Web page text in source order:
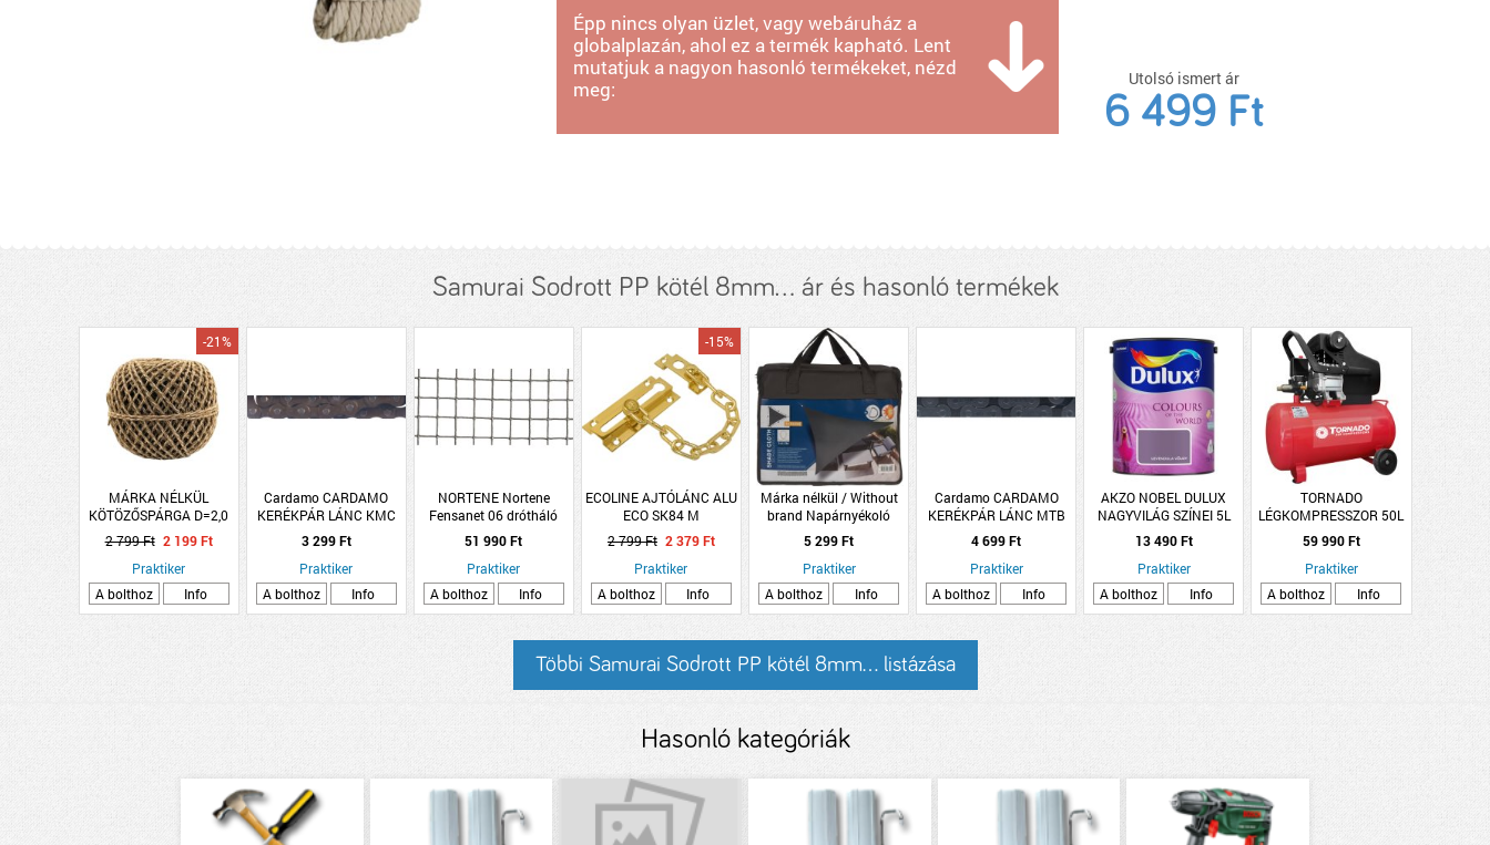
Épp nincs olyan üzlet, vagy webáruház a
globalplazán, ahol ez a termék kapható. Lent
mutatjuk a nagyon hasonló termékeket, nézd
meg:
Utolsó ismert ár
6 499 Ft
Samurai Sodrott PP kötél 8mm... ár és hasonló termékek
MÁRKA NÉLKÜL
KÖTÖZŐSPÁRGA D=2,0
100M JUTA-PAMUT
-21%
2 799 Ft 2 199 Ft
Praktiker
A bolthoz
Info
Cardamo CARDAMO
KERÉKPÁR LÁNC KMC
Z410 NORMÁL
3 299 Ft
Praktiker
A bolthoz
Info
NORTENE Nortene
Fensanet 06 drótháló
ponthegesztett fém
1x25m ezüst
51 990 Ft
Praktiker
A bolthoz
Info
ECOLINE AJTÓLÁNC ALU
ECO SK84 M
-15%
2 799 Ft 2 379 Ft
Praktiker
A bolthoz
Info
Márka nélkül / Without
brand Napárnyékoló
300x300x300cm
sötétszürke színben
5 299 Ft
Praktiker
A bolthoz
Info
Cardamo CARDAMO
KERÉKPÁR LÁNC MTB
KMC Z7
4 699 Ft
Praktiker
A bolthoz
Info
AKZO NOBEL DULUX
NAGYVILÁG SZÍNEI 5L
LEVENDULA VÖLGY
13 490 Ft
Praktiker
A bolthoz
Info
TORNADO
LÉGKOMPRESSZOR 50L
OLAJOS 1500W
MAX.8BAR TORNADO
59 990 Ft
Praktiker
A bolthoz
Info
Többi Samurai Sodrott PP kötél 8mm... listázása
Hasonló kategóriák